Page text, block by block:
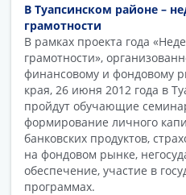
В Туапсинском районе –
грамотности
В рамках проекта года
грамотности»,
финансовому и фондовому
края, 26 июня 2012 года в
пройдут обучающие
формирование личного
банковских продуктов,
на фондовом рынке,
обеспечение, участие в
программах.